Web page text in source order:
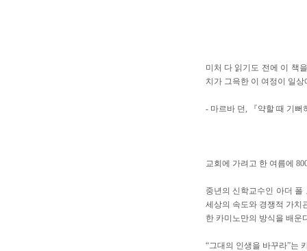
미처 다 읽기도 전에 이 책
치가 그윽한 이 여정이 일
- 마르바 던, 『약할 때 기뻐
교회에 가려고 한 여름에
중년의 신학교수인 아더
세상의 속도와 경쟁적 가치
한 카미노만의 방식을 배운
“그대의 인생을 바꾸라”는